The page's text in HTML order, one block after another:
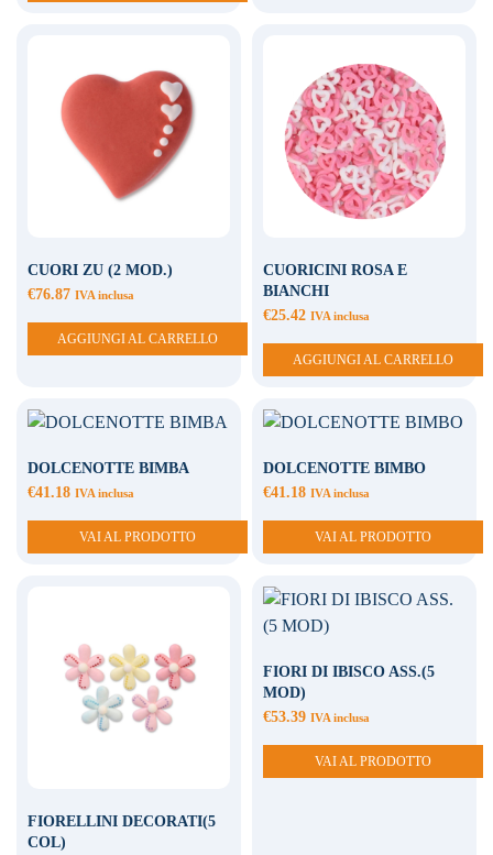
CUORI ZU (2 MOD.)
€76.87 IVA inclusa
AGGIUNGI AL CARRELLO
CUORICINI ROSA E
BIANCHI
€25.42 IVA inclusa
AGGIUNGI AL CARRELLO
DOLCENOTTE BIMBA
€41.18 IVA inclusa
VAI AL PRODOTTO
DOLCENOTTE BIMBO
€41.18 IVA inclusa
VAI AL PRODOTTO
FIORELLINI DECORATI(5
COL)
FIORI DI IBISCO ASS.(5
MOD)
€53.39 IVA inclusa
VAI AL PRODOTTO